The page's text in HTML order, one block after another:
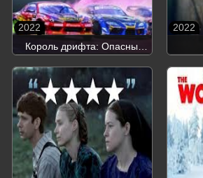
Король дрифта: Опасный
заезд
2022
2022